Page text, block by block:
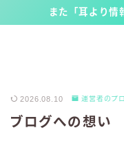
また「耳より情
2026.08.10 運営者のプ
ブログへの想い